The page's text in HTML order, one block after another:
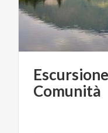
Comunità